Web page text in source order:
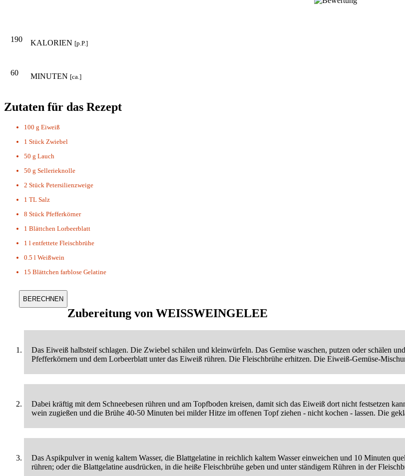
190 KALORIEN [p.P.]
60 MINUTEN [ca.]
Zutaten für das Rezept
100 g Eiweiß
1 Stück Zwiebel
50 g Lauch
50 g Sellerieknolle
2 Stück Petersilienzweige
1 TL Salz
8 Stück Pfefferkörner
1 Blättchen Lorbeerblatt
1 l entfettete Fleischbrühe
0.5 l Weißwein
15 Blättchen farblose Gelatine
Zubereitung von WEISSWEINGELEE
Das Eiweiß halbsteif schlagen. Die Zwiebel schälen und kleinwürfeln. Das Gemüse waschen, putzen oder schälen
Pfefferkörnern und dem Lorbeerblatt unter das Eiweiß rühren. Die Fleischbrühe erhitzen. Die Eiweiß-Gemüse-
Dabei kräftig mit dem Schneebesen rühren und am Topfboden kreisen, damit sich das Eiweiß dort nicht festsetzen
wein zugießen und die Brühe 40-50 Minuten bei milder Hitze im offenen Topf ziehen - nicht kochen - lassen. Die
Das Aspikpulver in wenig kaltem Wasser, die Blattgelatine in reichlich kaltem Wasser einweichen und 10 Minuten
rühren; oder die Blattgelatine ausdrücken, in die heiße Fleischbrühe geben und unter ständigem Rühren in der